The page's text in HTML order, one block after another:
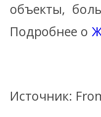
объекты,
Подробнее о
Источник: